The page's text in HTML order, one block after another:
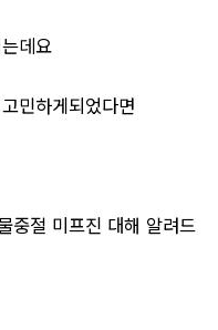
데요
민하게되었다면
중절 미프진 대해 알려드